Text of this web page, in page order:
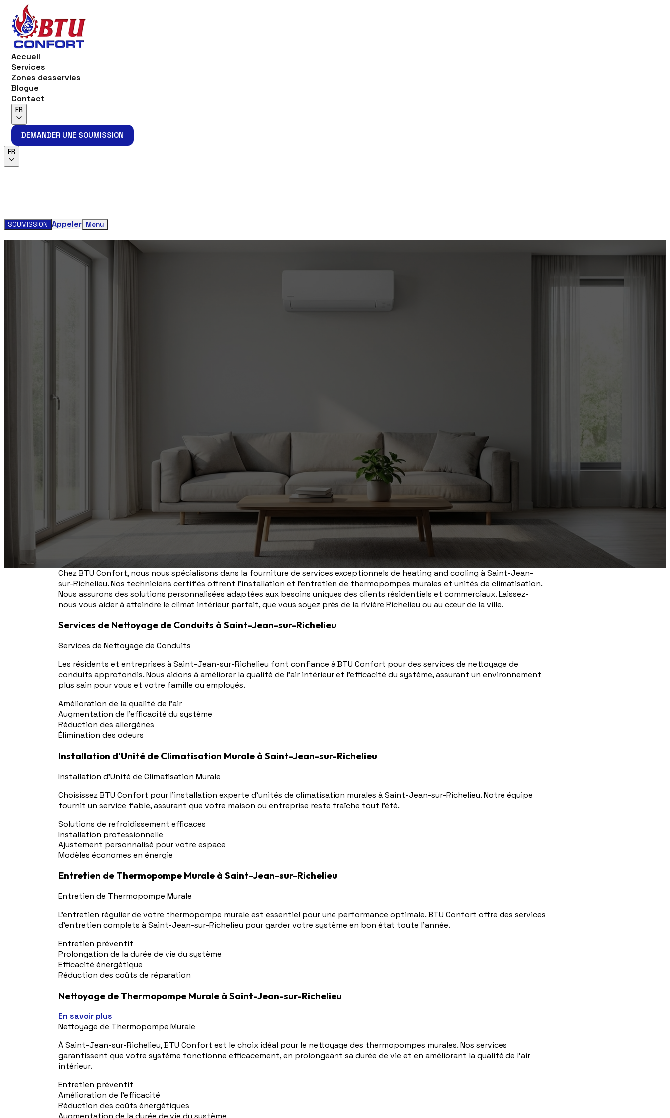
Accueil
Services
Zones desservies
Blogue
Contact
FR
DEMANDER UNE SOUMISSION
DEMANDER UNE SOUMISSION
FR
SOUMISSION Appeler Menu
Contactez-nous aujourd'hui pour un service rapide et facile!
Chez BTU Confort, nous nous spécialisons dans la fourniture de services exceptionnels de heating and cooling à Saint-Jean-
sur-Richelieu. Nos techniciens certifiés offrent l'installation et l'entretien de thermopompes murales et unités de climatisation.
Nous assurons des solutions personnalisées adaptées aux besoins uniques des clients résidentiels et commerciaux. Laissez-
nous vous aider à atteindre le climat intérieur parfait, que vous soyez près de la rivière Richelieu ou au cœur de la ville.
Services de Nettoyage de Conduits à Saint-Jean-sur-Richelieu
Services de Nettoyage de Conduits
Les résidents et entreprises à Saint-Jean-sur-Richelieu font confiance à BTU Confort pour des services de nettoyage de
conduits approfondis. Nous aidons à améliorer la qualité de l'air intérieur et l'efficacité du système, assurant un environnement
plus sain pour vous et votre famille ou employés.
Amélioration de la qualité de l'air
Augmentation de l'efficacité du système
Réduction des allergènes
Élimination des odeurs
Installation d'Unité de Climatisation Murale à Saint-Jean-sur-Richelieu
Installation d'Unité de Climatisation Murale
Choisissez BTU Confort pour l'installation experte d'unités de climatisation murales à Saint-Jean-sur-Richelieu. Notre équipe
fournit un service fiable, assurant que votre maison ou entreprise reste fraîche tout l'été.
Solutions de refroidissement efficaces
Installation professionnelle
Ajustement personnalisé pour votre espace
Modèles économes en énergie
Entretien de Thermopompe Murale à Saint-Jean-sur-Richelieu
Entretien de Thermopompe Murale
L'entretien régulier de votre thermopompe murale est essentiel pour une performance optimale. BTU Confort offre des services
d'entretien complets à Saint-Jean-sur-Richelieu pour garder votre système en bon état toute l'année.
Entretien préventif
Prolongation de la durée de vie du système
Efficacité énergétique
Réduction des coûts de réparation
Nettoyage de Thermopompe Murale à Saint-Jean-sur-Richelieu
En savoir plus
Nettoyage de Thermopompe Murale
À Saint-Jean-sur-Richelieu, BTU Confort est le choix idéal pour le nettoyage des thermopompes murales. Nos services
garantissent que votre système fonctionne efficacement, en prolongeant sa durée de vie et en améliorant la qualité de l'air
intérieur.
Entretien préventif
Amélioration de l'efficacité
Réduction des coûts énergétiques